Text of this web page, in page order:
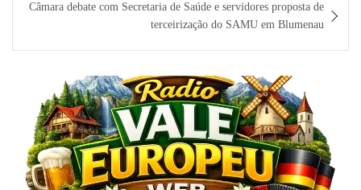
Câmara debate com Secretaria de Saúde e servidores proposta de
terceirização do SAMU em Blumenau